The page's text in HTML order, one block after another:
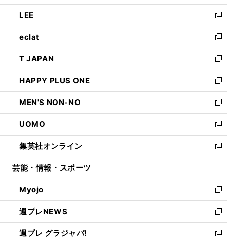
開
く
ウ
で
開
く
ン
ド
ウ
で
開
く
ウ
ィ
ン
ド
ウ
で
開
く
し
い
ウ
ィ
ン
ド
ウ
で
開
く
LEE
新
し
い
ウ
ィ
ン
ド
ウ
で
開
く
eclat
新
し
い
ウ
ィ
ン
ド
ウ
で
開
く
T JAPAN
新
し
い
ウ
ィ
ン
ド
ウ
で
開
HAPPY PLUS ONE
新
し
い
ウ
ィ
ン
ド
ウ
開
く
MEN'S NON-NO
新
し
い
ウ
ィ
ン
ウ
で
開
く
UOMO
新
し
い
ウ
ン
ド
ウ
で
開
く
集英社オンライン
新
し
ウ
ィ
ン
ド
ウ
で
芸能・情報・スポーツ
Myojo
新
し
い
ウ
ィ
週プレNEWS
新
し
い
週プレ グラジャパ!
新